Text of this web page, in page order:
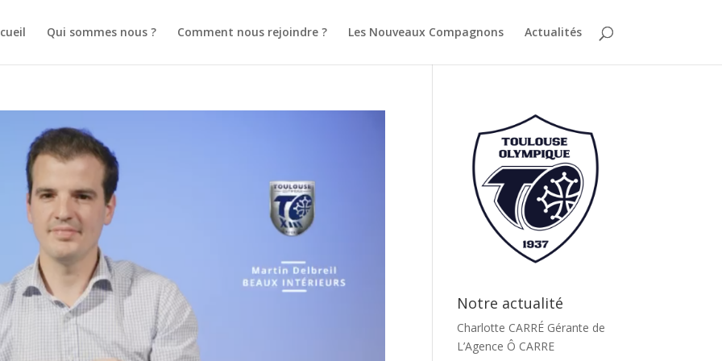
Qui sommes nous ? Comment nous rejoindre ? Les Nouveaux Compagnons Actualités
Notre actualité
Charlotte CARRÉ Gérante de
L’Agence Ô CARRE